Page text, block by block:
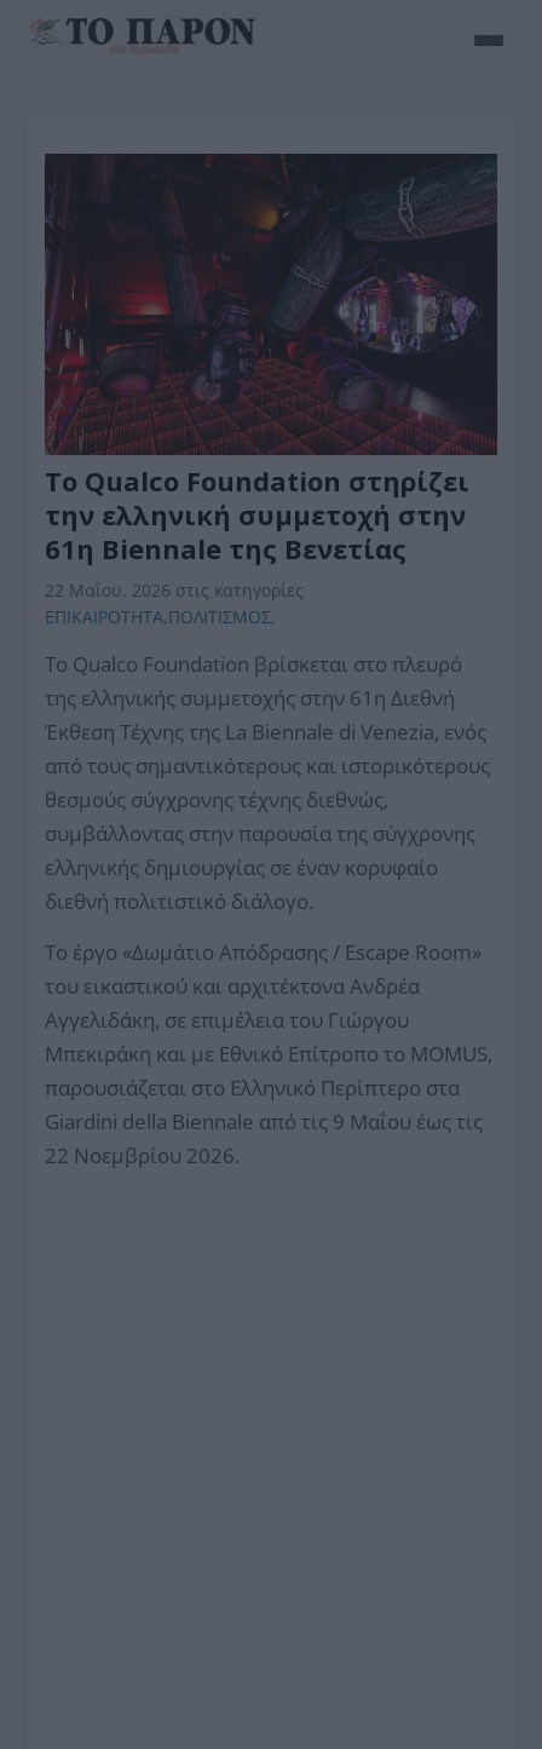
Το Qualco Foundation στηρίζει
την ελληνική συμμετοχή στην
61η Biennale της Βενετίας
22 Μαΐου, 2026 στις κατηγορίες
ΕΠΙΚΑΙΡΟΤΗΤΑ,ΠΟΛΙΤΙΣΜΟΣ,
Το Qualco Foundation βρίσκεται στο πλευρό
της ελληνικής συμμετοχής στην 61η Διεθνή
Έκθεση Τέχνης της La Biennale di Venezia, ενός
από τους σημαντικότερους και ιστορικότερους
θεσμούς σύγχρονης τέχνης διεθνώς,
συμβάλλοντας στην παρουσία της σύγχρονης
ελληνικής δημιουργίας σε έναν κορυφαίο
διεθνή πολιτιστικό διάλογο.
Το έργο «Δωμάτιο Απόδρασης / Escape Room»
του εικαστικού και αρχιτέκτονα Ανδρέα
Αγγελιδάκη, σε επιμέλεια του Γιώργου
Μπεκιράκη και με Εθνικό Επίτροπο το MOMUS,
παρουσιάζεται στο Ελληνικό Περίπτερο στα
Giardini della Biennale από τις 9 Μαΐου έως τις
22 Νοεμβρίου 2026.